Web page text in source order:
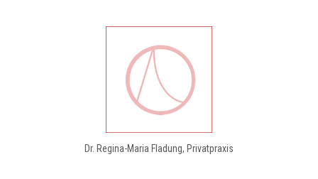
Dr. Regina-Maria Fladung, Privatpraxis